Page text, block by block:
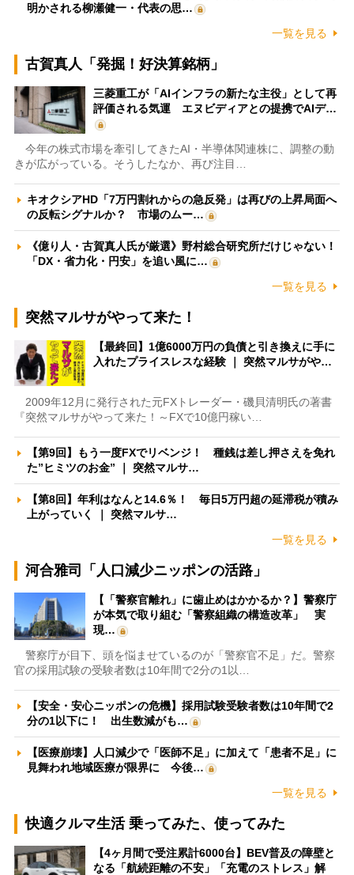
明かされる柳瀬健一・代表の思…
一覧を見る
古賀真人「発掘！好決算銘柄」
三菱重工が「AIインフラの新たな主役」として再
評価される気運 エヌビディアとの提携でAIデ…
今年の株式市場を牽引してきたAI・半導体関連株に、調整の動
きが広がっている。そうしたなか、再び注目…
キオクシアHD「7万円割れからの急反発」は再びの上昇局面へ
の反転シグナルか？ 市場のムー…
《億り人・古賀真人氏が厳選》野村総合研究所だけじゃない！
「DX・省力化・円安」を追い風に…
一覧を見る
突然マルサがやって来た！
【最終回】1億6000万円の負債と引き換えに手に
入れたプライスレスな経験 ｜ 突然マルサがや…
2009年12月に発行された元FXトレーダー・磯貝清明氏の著書
『突然マルサがやって来た！～FXで10億円稼い…
【第9回】もう一度FXでリベンジ！ 種銭は差し押さえを免れ
た”ヒミツのお金” ｜ 突然マルサ…
【第8回】年利はなんと14.6％！ 毎日5万円超の延滞税が積み
上がっていく ｜ 突然マルサ…
一覧を見る
河合雅司「人口減少ニッポンの活路」
【「警察官離れ」に歯止めはかかるか？】警察庁
が本気で取り組む「警察組織の構造改革」 実
現…
警察庁が目下、頭を悩ませているのが「警察官不足」だ。警察
官の採用試験の受験者数は10年間で2分の1以…
【安全・安心ニッポンの危機】採用試験受験者数は10年間で2
分の1以下に！ 出生数減がも…
【医療崩壊】人口減少で「医師不足」に加えて「患者不足」に
見舞われ地域医療が限界に 今後…
一覧を見る
快適クルマ生活 乗ってみた、使ってみた
【4ヶ月間で受注累計6000台】BEV普及の障壁と
なる「航続距離の不安」「充電のストレス」解